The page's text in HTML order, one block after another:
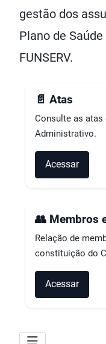
gestão dos
Plano de
FUNSERV.
📄 Atas
Consulte as atas
Administrativo.
Acessar
👥 Membros
Relação de
constituição do
Acessar